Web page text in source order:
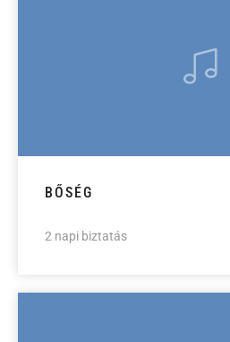
BŐSÉG
2 napi biztatás